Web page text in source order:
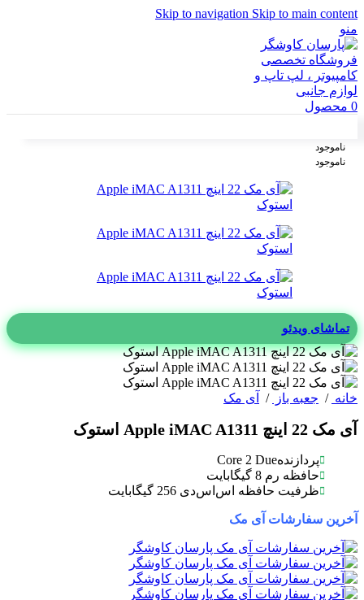
Skip to navigation Skip to main content
منو
0 محصول
ناموجود
ناموجود
تماشای ویدئو
خانه / جعبه باز / آی مک
آی مک 22 اینچ Apple iMAC A1311 استوک
پردازندهCore 2 Due
حافظه رم 8 گیگابایت
ظرفیت حافظه اس‌اس‌دی 256 گیگابایت
آخرین سفارشات آی مک